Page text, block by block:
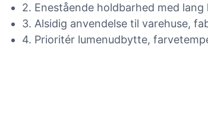
2. Enestående holdbarhed med
3. Alsidig anvendelse til varehuse,
4. Prioritér lumenudbytte,